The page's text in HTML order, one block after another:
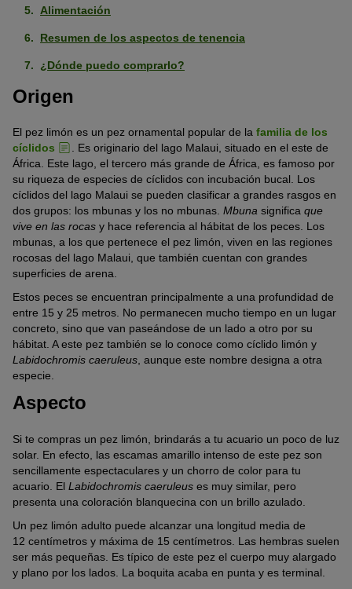
Alimentación
Resumen de los aspectos de tenencia
¿Dónde puedo comprarlo?
Origen
El pez limón es un pez ornamental popular de la familia de los
cíclidos
. Es originario del lago Malaui, situado en el este de
África. Este lago, el tercero más grande de África, es famoso por
su riqueza de especies de cíclidos con incubación bucal. Los
cíclidos del lago Malaui se pueden clasificar a grandes rasgos en
dos grupos: los mbunas y los no mbunas. Mbuna significa que
vive en las rocas y hace referencia al hábitat de los peces. Los
mbunas, a los que pertenece el pez limón, viven en las regiones
rocosas del lago Malaui, que también cuentan con grandes
superficies de arena.
Estos peces se encuentran principalmente a una profundidad de
entre 15 y 25 metros. No permanecen mucho tiempo en un lugar
concreto, sino que van paseándose de un lado a otro por su
hábitat. A este pez también se lo conoce como cíclido limón y
Labidochromis caeruleus, aunque este nombre designa a otra
especie.
Aspecto
Si te compras un pez limón, brindarás a tu acuario un poco de luz
solar. En efecto, las escamas amarillo intenso de este pez son
sencillamente espectaculares y un chorro de color para tu
acuario. El Labidochromis caeruleus es muy similar, pero
presenta una coloración blanquecina con un brillo azulado.
Un pez limón adulto puede alcanzar una longitud media de
12 centímetros y máxima de 15 centímetros. Las hembras suelen
ser más pequeñas. Es típico de este pez el cuerpo muy alargado
y plano por los lados. La boquita acaba en punta y es terminal.